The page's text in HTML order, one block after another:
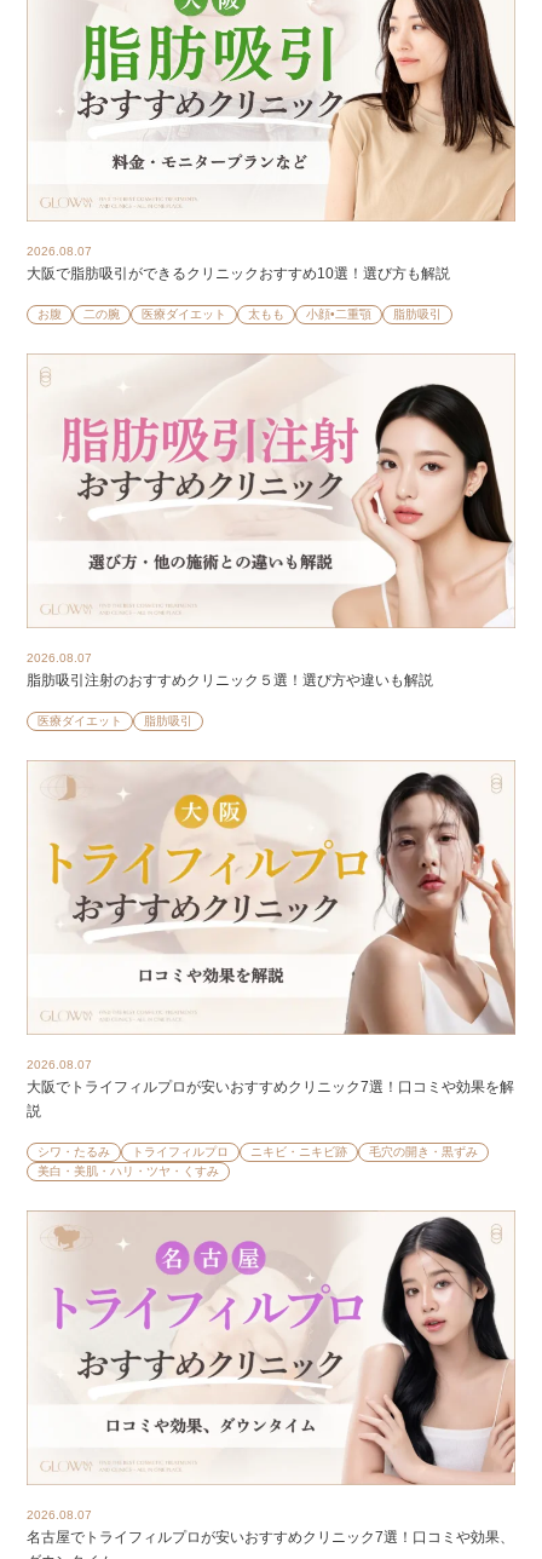
2026.08.07
大阪で脂肪吸引ができるクリニックおすすめ10選！選び方も解説
お腹 二の腕 医療ダイエット 太もも 小顔•二重顎 脂肪吸引
2026.08.07
脂肪吸引注射のおすすめクリニック５選！選び方や違いも解説
医療ダイエット 脂肪吸引
2026.08.07
大阪でトライフィルプロが安いおすすめクリニック7選！口コミや効果を解
説
シワ・たるみ トライフィルプロ ニキビ・ニキビ跡
毛穴の開き・黒ずみ
美白・美肌・ハリ・ツヤ・くすみ
2026.08.07
名古屋でトライフィルプロが安いおすすめクリニック7選！口コミや効果、